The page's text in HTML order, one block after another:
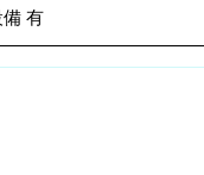
備 有